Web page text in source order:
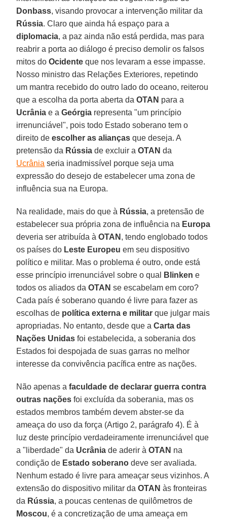
Donbass, visando provocar a intervenção militar da
Rússia. Claro que ainda há espaço para a
diplomacia, a paz ainda não está perdida, mas para
reabrir a porta ao diálogo é preciso demolir os falsos
mitos doOcidente que nos levaram a esse impasse.
Nosso ministro das Relações Exteriores, repetindo
um mantra recebido do outro lado do oceano, reiterou
que a escolha da porta aberta daOTAN para a
Ucrânia e aGeórgia representa "um princípio
irrenunciável", pois todo Estado soberano tem o
direito deescolher as alianças que deseja. A
pretensão da Rússia de excluir aOTAN da
Ucrânia seria inadmissível porque seja uma
expressão do desejo de estabelecer uma zona de
influência sua na Europa.
Na realidade, mais do que à Rússia, a pretensão de
estabelecer sua própria zona de influência na Europa
deveria ser atribuída àOTAN , tendo englobado todos
os países do Leste Europeu em seu dispositivo
político e militar. Mas o problema é outro, onde está
esse princípio irrenunciável sobre o qual
Blinken e
todos os aliados daOTAN se escabelam em coro?
Cada país é soberano quando é livre para fazer as
escolhas de política externa e militar que julgar mais
apropriadas. No entanto, desde que aCarta das
Nações Unidas foi estabelecida, a soberania dos
Estados foi despojada de suas garras no melhor
interesse da convivência pacífica entre as nações.
Não apenas afaculdade de declarar guerra contra
outras nações foi excluída da soberania, mas os
estados membros também devem abster-se da
ameaça do uso da força (Artigo 2, parágrafo 4). É à
luz deste princípio verdadeiramente irrenunciável que
a "liberdade" da Ucrânia de aderir àOTAN na
condição de Estado soberano deve ser avaliada.
Nenhum estado é livre para ameaçar seus vizinhos. A
extensão do dispositivo militar daOTAN às fronteiras
da Rússia, a poucas centenas de quilômetros de
Moscou, é a concretização de uma ameaça em